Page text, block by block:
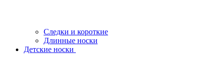
Следки и короткие
Длинные носки
Детские носки